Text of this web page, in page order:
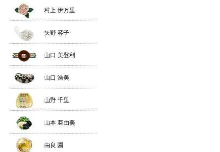
村上 伊万里
矢野 容子
山口 美登利
山口 浩美
山野 千里
山本 亜由美
由良 園